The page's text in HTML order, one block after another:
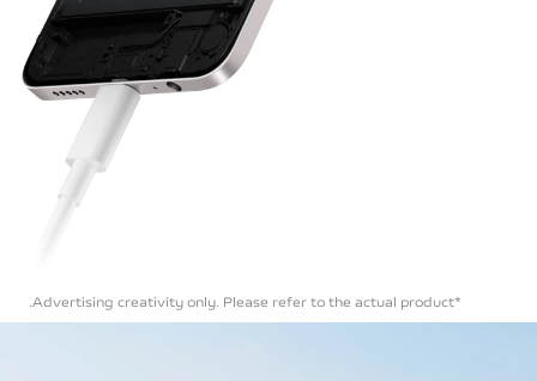
*Advertising creativity only. Please refer to the actual product.